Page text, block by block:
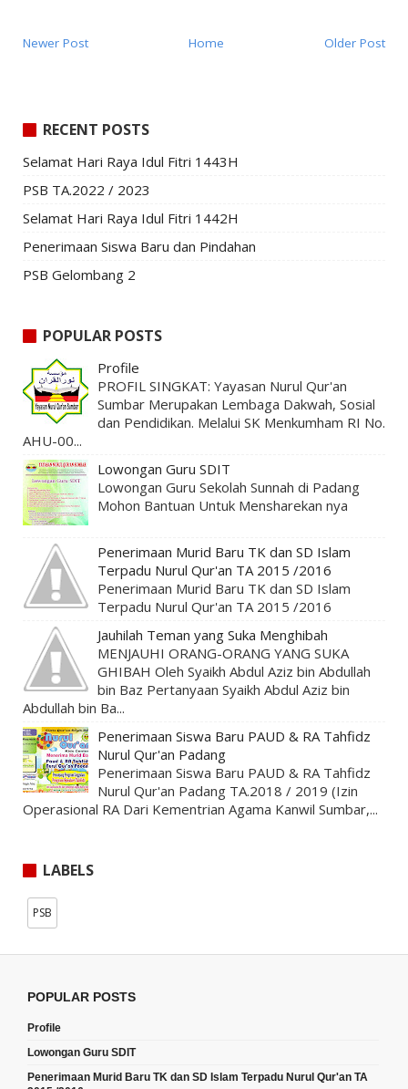
Newer Post Older Post
Home
RECENT POSTS
Selamat Hari Raya Idul Fitri 1443H
PSB TA.2022 / 2023
Selamat Hari Raya Idul Fitri 1442H
Penerimaan Siswa Baru dan Pindahan
PSB Gelombang 2
POPULAR POSTS
Profile
PROFIL SINGKAT: Yayasan Nurul Qur'an
Sumbar Merupakan Lembaga Dakwah, Sosial
dan Pendidikan. Melalui SK Menkumham RI No.
AHU-00...
Lowongan Guru SDIT
Lowongan Guru Sekolah Sunnah di Padang
Mohon Bantuan Untuk Mensharekan nya
Penerimaan Murid Baru TK dan SD Islam
Terpadu Nurul Qur'an TA 2015 /2016
Penerimaan Murid Baru TK dan SD Islam
Terpadu Nurul Qur'an TA 2015 /2016
Jauhilah Teman yang Suka Menghibah
MENJAUHI ORANG-ORANG YANG SUKA
GHIBAH Oleh Syaikh Abdul Aziz bin Abdullah
bin Baz Pertanyaan Syaikh Abdul Aziz bin
Abdullah bin Ba...
Penerimaan Siswa Baru PAUD & RA Tahfidz
Nurul Qur'an Padang
Penerimaan Siswa Baru PAUD & RA Tahfidz
Nurul Qur'an Padang TA.2018 / 2019 (Izin
Operasional RA Dari Kementrian Agama Kanwil Sumbar,...
LABELS
PSB
POPULAR POSTS
Profile
Lowongan Guru SDIT
Penerimaan Murid Baru TK dan SD Islam Terpadu Nurul Qur'an TA